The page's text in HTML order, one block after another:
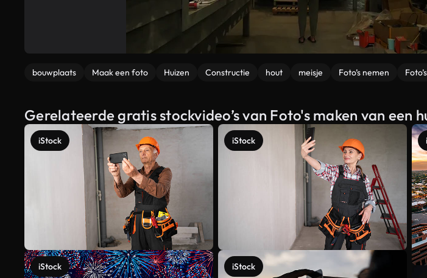
bouwplaats Maak een foto Huizen Constructie hout meisje Foto’s nemen Foto’s
Gerelateerde gratis stockvideo’s van Foto's maken van een
iStock
iStock
iStock
iStock